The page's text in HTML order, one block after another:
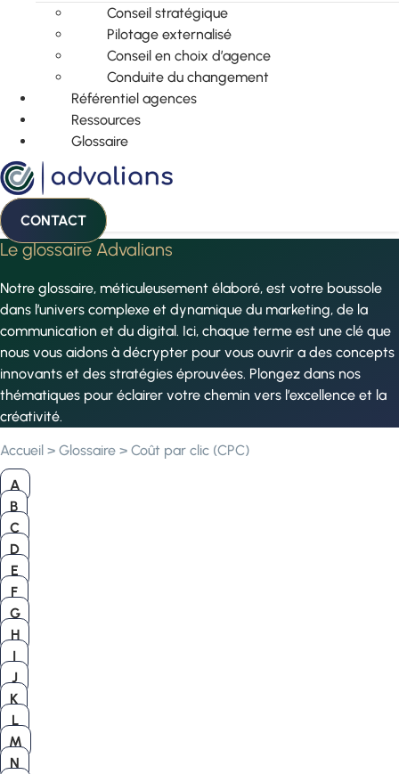
Conseil stratégique
Pilotage externalisé
Conseil en choix d’agence
Conduite du changement
Référentiel agences
Ressources
Glossaire
CONTACT
Le glossaire Advalians
Notre glossaire, méticuleusement élaboré, est votre boussole
dans l’univers complexe et dynamique du marketing, de la
communication et du digital. Ici, chaque terme est une clé que
nous vous aidons à décrypter pour vous ouvrir a des concepts
innovants et des stratégies éprouvées. Plongez dans nos
thématiques pour éclairer votre chemin vers l’excellence et la
créativité.
Accueil > Glossaire > Coût par clic (CPC)
A
B
C
D
E
F
G
H
I
J
K
L
M
N